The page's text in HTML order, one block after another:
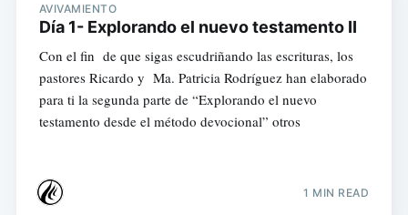
AVIVAMIENTO
Día 1- Explorando el nuevo testamento II
Con el fin de que sigas escudriñando las escrituras, los
pastores Ricardo y Ma. Patricia Rodríguez han elaborado
para ti la segunda parte de “Explorando el nuevo
testamento desde el método devocional” otros
1 MIN READ